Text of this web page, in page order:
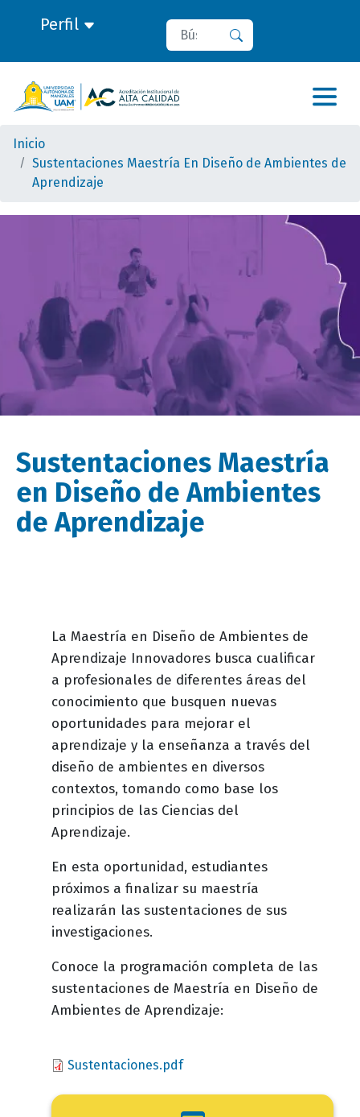
Perfil Buscar
Inicio
Sustentaciones Maestría En Diseño de Ambientes de
Aprendizaje
Sustentaciones Maestría
en Diseño de Ambientes
de Aprendizaje
Descripción
evento
La Maestría en Diseño de Ambientes de
Aprendizaje Innovadores busca cualificar
a profesionales de diferentes áreas del
conocimiento que busquen nuevas
oportunidades para mejorar el
aprendizaje y la enseñanza a través del
diseño de ambientes en diversos
contextos, tomando como base los
principios de las Ciencias del
Aprendizaje.
En esta oportunidad, estudiantes
próximos a finalizar su maestría
realizarán las sustentaciones de sus
investigaciones.
Conoce la programación completa de las
sustentaciones de Maestría en Diseño de
Ambientes de Aprendizaje:
Document
Sustentaciones.pdf